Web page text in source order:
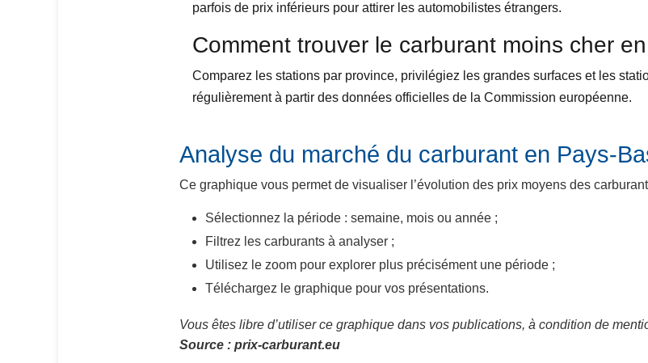
parfois de prix inférieurs pour attirer les automobilistes étrangers.
Comment trouver le carburant moins cher
Comparez les stations par province, privilégiez les grandes surfaces et les
régulièrement à partir des données officielles de la Commission européenne.
Analyse du marché du carburant en Pays-
Ce graphique vous permet de visualiser l’évolution des prix moyens des
Sélectionnez la période : semaine, mois ou année ;
Filtrez les carburants à analyser ;
Utilisez le zoom pour explorer plus précisément une période ;
Téléchargez le graphique pour vos présentations.
Vous êtes libre d’utiliser ce graphique dans vos publications, à condition de
Source : prix-carburant.eu